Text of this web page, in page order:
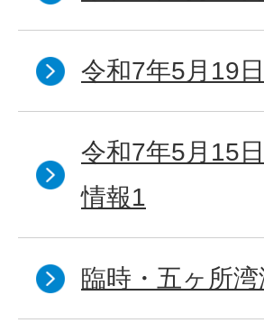
令和7年5月19
令和7年5月15
情報1
臨時・五ヶ所